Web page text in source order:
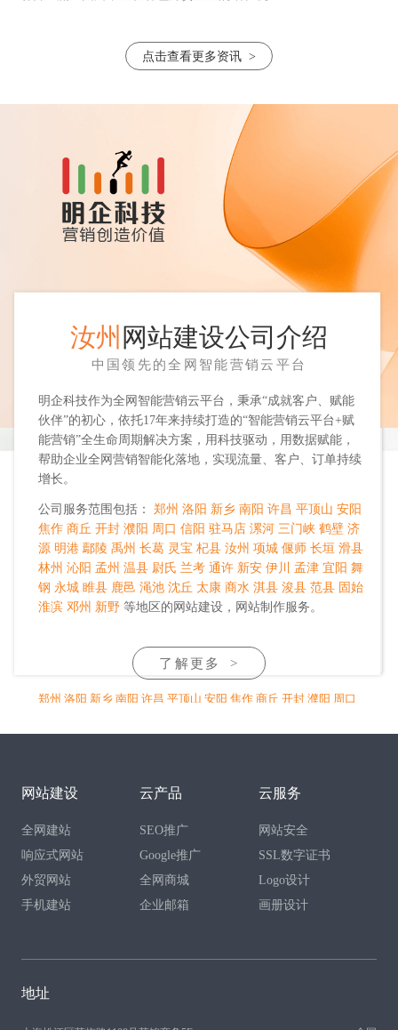
点击查看更多资讯 >
汝州 网站建设公司介绍
中国领先的全网智能营销云平台
明企科技作为全网智能营销云平台，秉承“成就客户、赋能
伙伴”的初心，依托17年来持续打造的“智能营销云平台+赋
能营销”全生命周期解决方案，用科技驱动，用数据赋能，
帮助企业全网营销智能化落地，实现流量、客户、订单持续
增长。
公司服务范围包括： 郑州 洛阳 新乡 南阳 许昌 平顶山 安阳
焦作 商丘 开封 濮阳 周口 信阳 驻马店 漯河 三门峡 鹤壁 济
源 明港 鄢陵 禹州 长葛 灵宝 杞县 汝州 项城 偃师 长垣 滑县
林州 沁阳 孟州 温县 尉氏 兰考 通许 新安 伊川 孟津 宜阳 舞
钢 永城 睢县 鹿邑 渑池 沈丘 太康 商水 淇县 浚县 范县 固始
淮滨 邓州 新野 等地区的网站建设，网站制作服务。
了解更多 >
郑州 洛阳 新乡 南阳 许昌 平顶山 安阳 焦作 商丘 开封 濮阳 周口
网站建设
全网建站
响应式网站
外贸网站
手机建站
云产品
SEO推广
Google推广
全网商城
企业邮箱
云服务
网站安全
SSL数字证书
Logo设计
画册设计
地址